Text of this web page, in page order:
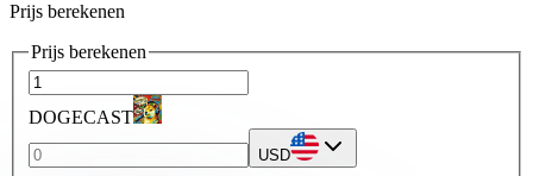
Prijs berekenen
Prijs berekenen
DOGECAST
USD